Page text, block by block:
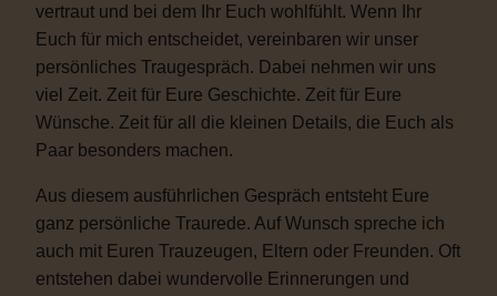
vertraut und bei dem Ihr Euch wohlfühlt. Wenn Ihr
Euch für mich entscheidet, vereinbaren wir unser
persönliches Traugespräch. Dabei nehmen wir uns
viel Zeit. Zeit für Eure Geschichte. Zeit für Eure
Wünsche. Zeit für all die kleinen Details, die Euch als
Paar besonders machen.
Aus diesem ausführlichen Gespräch entsteht Eure
ganz persönliche Traurede. Auf Wunsch spreche ich
auch mit Euren Trauzeugen, Eltern oder Freunden. Oft
entstehen dabei wundervolle Erinnerungen und